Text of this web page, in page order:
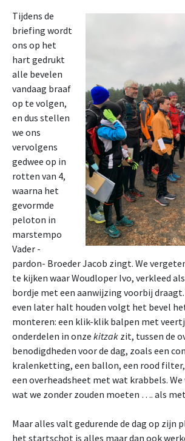
Tijdens de
briefing wordt
ons op het
hart gedrukt
alle bevelen
vandaag braaf
op te volgen,
en dus stellen
we ons
vervolgens
gedwee op in
rotten van 4,
waarna het
gevormde
peloton in
marstempo
Vader -
pardon- Broeder Jacob zingt. We
te kijken waar Woudloper Ivo, verkleed
bordje met een aanwijzing voorbij
even later halt houden volgt het bevel
monteren: een klik-klik balpen met
onderdelen in onze kitzak zit, tussen de
benodigdheden voor de dag, zoals een
kralenketting, een ballon, een rood
een overheadsheet met wat krabbels.
wat we zonder zouden moeten …. als
Maar alles valt gedurende de dag op zijn
het startschot is alles maar dan ook